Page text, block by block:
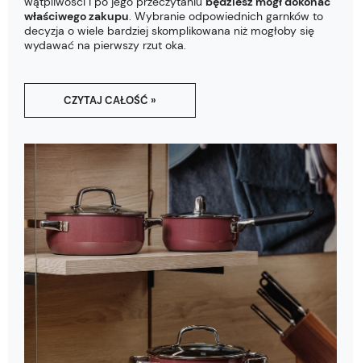
CZYTAJ CAŁOŚĆ »
właściwego zakupu. Wybranie odpowiednich garnków to
decyzja o wiele bardziej skomplikowana niż mogłoby się
wydawać na pierwszy rzut oka.